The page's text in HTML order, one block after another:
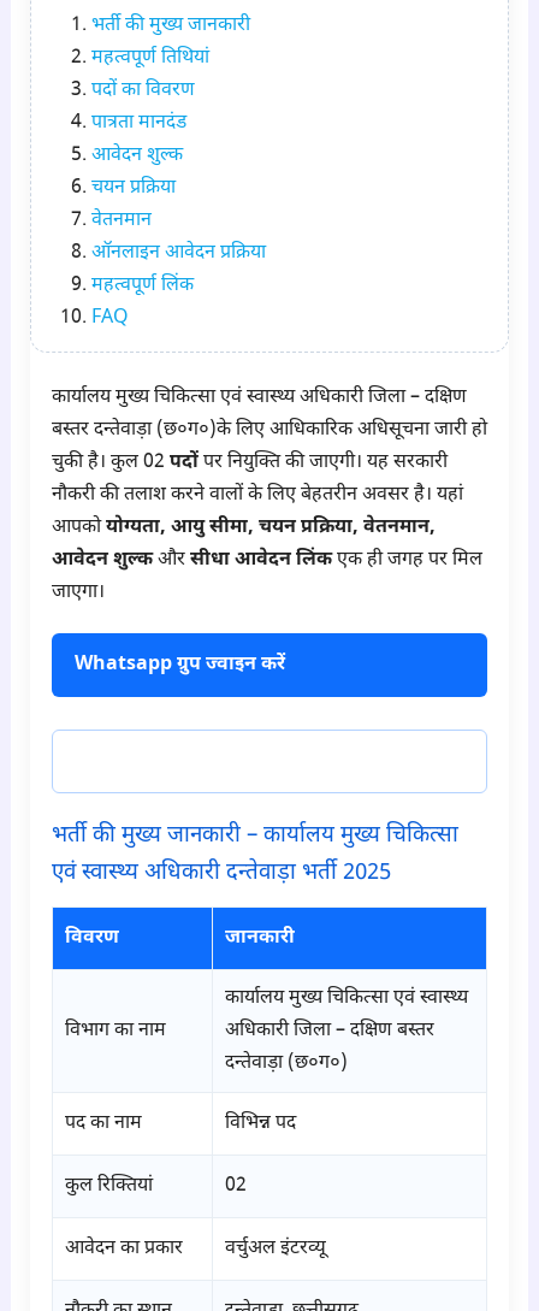
भर्ती की मुख्य जानकारी
महत्वपूर्ण तिथियां
पदों का विवरण
पात्रता मानदंड
आवेदन शुल्क
चयन प्रक्रिया
वेतनमान
ऑनलाइन आवेदन प्रक्रिया
महत्वपूर्ण लिंक
FAQ
कार्यालय मुख्य चिकित्सा एवं स्वास्थ्य अधिकारी जिला – दक्षिण
बस्तर दन्तेवाड़ा (छ०ग०)के लिए आधिकारिक अधिसूचना जारी हो
चुकी है। कुल 02 पदोंपर नियुक्ति की जाएगी। यह सरकारी
नौकरी की तलाश करने वालों के लिए बेहतरीन अवसर है। यहां
आपकोयोग्यता, आयु सीमा, चयन प्रक्रिया, वेतनमान,
आवेदन शुल्कऔरसीधा आवेदन लिंकएक ही जगह पर मिल
जाएगा।
Whatsapp ग्रुप ज्वाइन करें
भर्ती की मुख्य जानकारी – कार्यालय मुख्य चिकित्सा
एवं स्वास्थ्य अधिकारी दन्तेवाड़ा भर्ती 2025
विवरण जानकारी
विभाग का नाम
कार्यालय मुख्य चिकित्सा एवं स्वास्थ्य
अधिकारी जिला – दक्षिण बस्तर
दन्तेवाड़ा (छ०ग०)
पद का नाम विभिन्न पद
कुल रिक्तियां 02
आवेदन का प्रकार वर्चुअल इंटरव्यू